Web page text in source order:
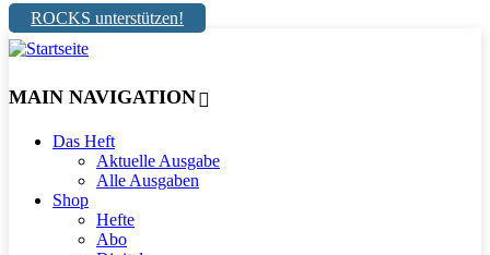
ROCKS unterstützen!
MAIN NAVIGATION
Das Heft
Aktuelle Ausgabe
Alle Ausgaben
Shop
Hefte
Abo